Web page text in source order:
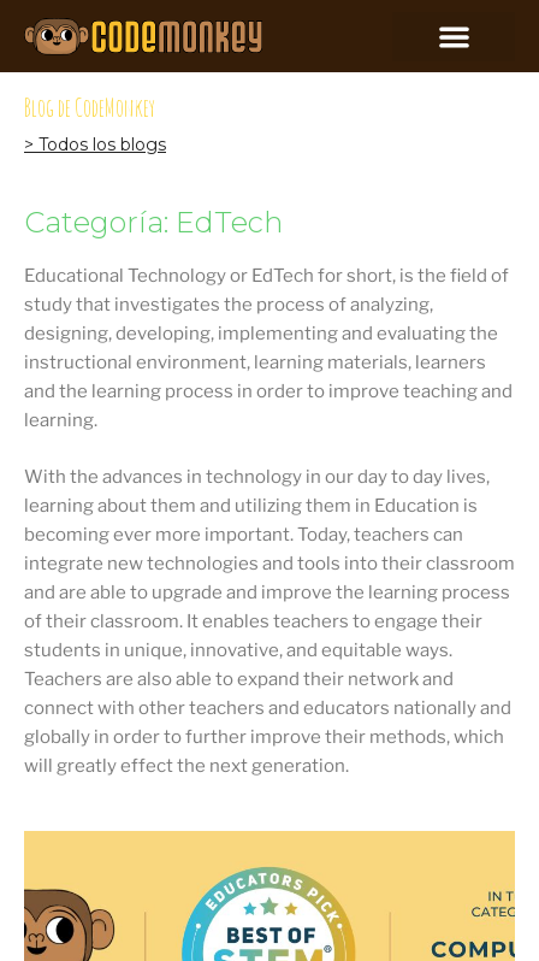
Blog de CodeMonkey
> Todos los blogs
Categoría: EdTech
Educational Technology or EdTech for short, is the field of
study that investigates the process of analyzing,
designing, developing, implementing and evaluating the
instructional environment, learning materials, learners
and the learning process in order to improve teaching and
learning.
With the advances in technology in our day to day lives,
learning about them and utilizing them in Education is
becoming ever more important. Today, teachers can
integrate new technologies and tools into their classroom
and are able to upgrade and improve the learning process
of their classroom. It enables teachers to engage their
students in unique, innovative, and equitable ways.
Teachers are also able to expand their network and
connect with other teachers and educators nationally and
globally in order to further improve their methods, which
will greatly effect the next generation.